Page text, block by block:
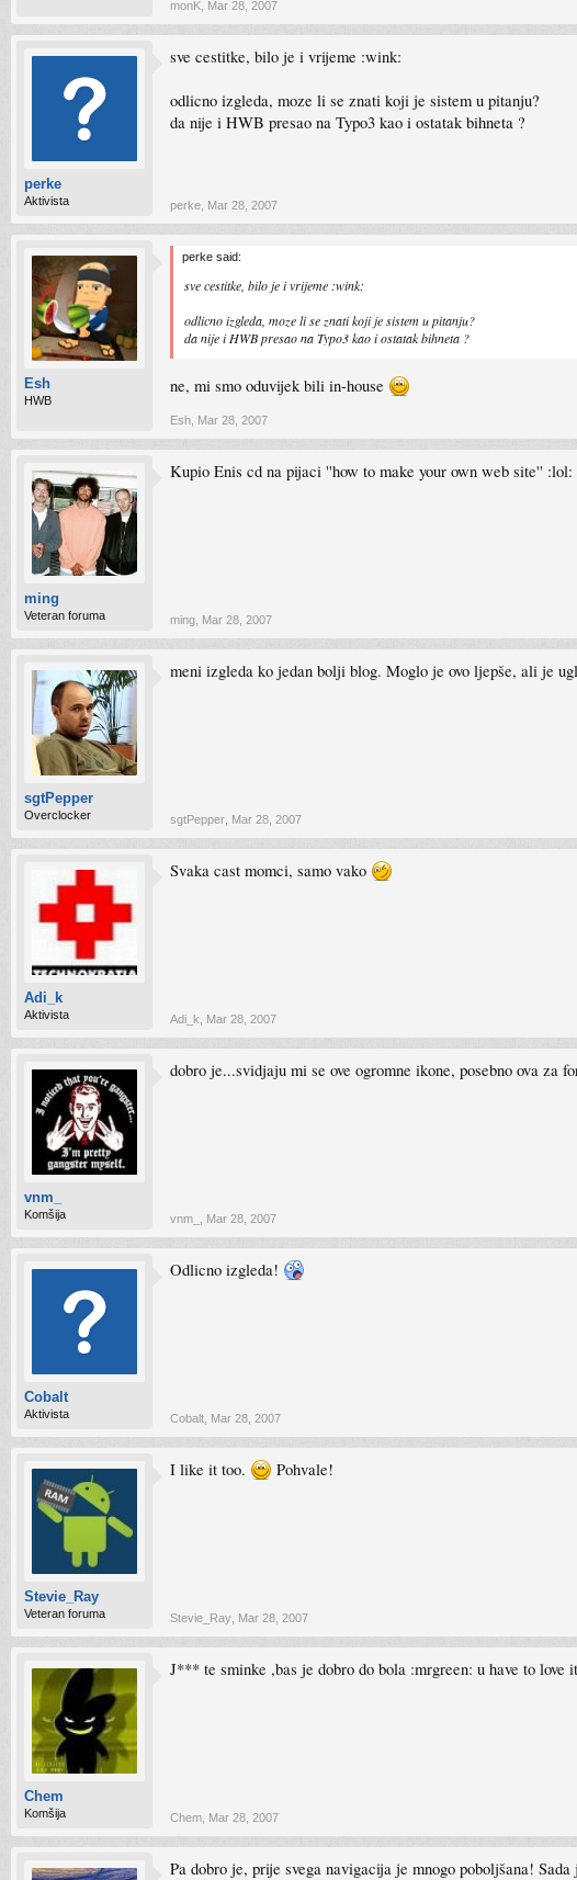
monK Mar 28, 2007
perke
Aktivista
sve cestitke, bilo je i vrijeme :wink:
odlicno izgleda, moze li se znati koji je sistem u pitanju?
da nije i HWB presao na Typo3 kao i ostatak bihneta ?
perke Mar 28, 2007
Esh
HWB
perke said:
sve cestitke, bilo je i vrijeme :wink:
odlicno izgleda, moze li se znati koji je sistem u pitanju?
da nije i HWB presao na Typo3 kao i ostatak bihneta ?
ne, mi smo oduvijek bili in-house
Esh Mar 28, 2007
ming
Veteran foruma
Kupio Enis cd na pijaci ''how to make your own web site'' :lol:
ming Mar 28, 2007
sgtPepper
Overclocker
meni izgleda ko jedan bolji blog. Moglo je ovo ljepše, ali je
sgtPepper Mar 28, 2007
Adi_k
Aktivista
Svaka cast momci, samo vako
Adi_k Mar 28, 2007
vnm_
Komšija
dobro je...svidjaju mi se ove ogromne ikone, posebno ova za
vnm_ Mar 28, 2007
Cobalt
Aktivista
Odlicno izgleda!
Cobalt Mar 28, 2007
Stevie_Ray
Veteran foruma
I like it too. Pohvale!
Stevie_Ray Mar 28, 2007
Chem
Komšija
J*** te sminke ,bas je dobro do bola :mrgreen: u have to love it
Chem Mar 28, 2007
Pa dobro je, prije svega navigacija je mnogo poboljšana!